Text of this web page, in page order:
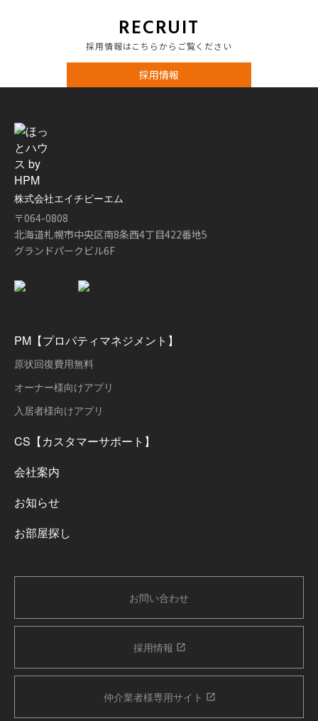
RECRUIT
採用情報はこちらからご覧ください
採用情報
株式会社エイチピーエム
〒064-0808
北海道札幌市中央区南8条西4丁目422番地5
グランドパークビル6F
PM【プロパティマネジメント】
原状回復費用無料
オーナー様向けアプリ
入居者様向けアプリ
CS【カスタマーサポート】
会社案内
お知らせ
お部屋探し
お問い合わせ
採用情報
仲介業者様専用サイト